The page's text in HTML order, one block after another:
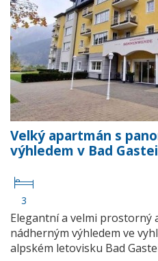
Velký apartmán s
výhledem v Bad
3
Elegantní a velmi prostorný
nádherným výhledem ve
alpském letovisku Bad